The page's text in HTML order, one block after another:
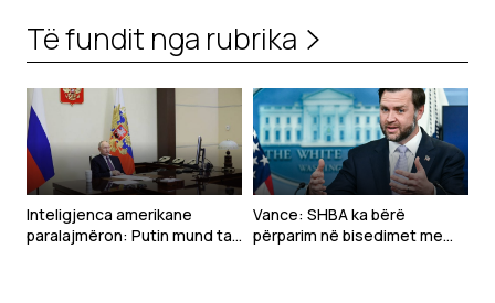
Të fundit nga rubrika
Inteligjenca amerikane
paralajmëron: Putin mund ta
Vance: SHBA ka bërë
përparim në bisedimet me